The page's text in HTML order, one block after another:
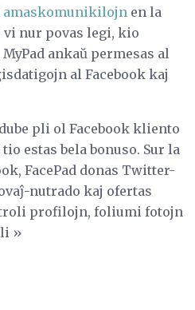
amaskomunikilojn en la
vi nur povas legi, kio
ankaŭ permesas al
al Facebook kaj
pli ol Facebook kliento
estas bela bonuso. Sur la
FacePad donas Twitter-
nutrado kaj ofertas
profilojn, foliumi fotojn
»